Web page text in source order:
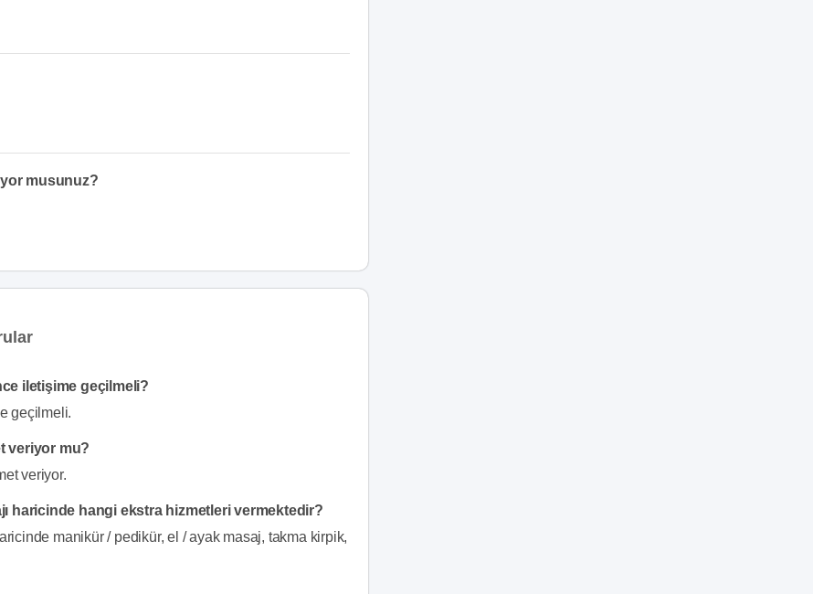
musunuz?
iletişime geçilmeli?
geçilmeli.
veriyor mu?
veriyor.
haricinde hangi ekstra hizmetleri vermektedir?
manikür / pedikür, el / ayak masaj, takma kirpik,